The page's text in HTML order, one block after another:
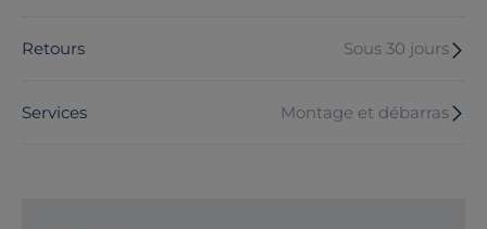
Retours Sous 30 jours
Services Montage et débarras